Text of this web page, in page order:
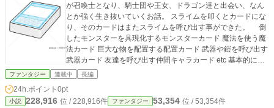
が召喚士となり、騎士団や王女、ドラゴン達と出会い、なん
とか強く生き抜いていくお話。 スライムを叩くとカードにな
り、そのカードはまたスライムを呼び出す事ができた。 倒
したモンスターを具現化するモンスターカード 魔法を使う魔
法カード 巨大な物を配置する配置カード 武器や鎧を呼び出す
武器カード 友達を呼び出す仲間キャラカード etc 基本的に主
人公視点で進んでいきます。 ※趣味作品ですので不定期投稿
いします。
ファンタジー 連載中 長編
24h.ポイント 0pt
小説 228,916 位 / 228,916件 ファンタジー 53,354 位 / 53,354件